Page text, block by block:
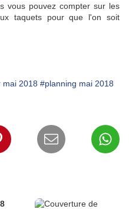
vous pouvez compter sur les
taquets pour que l'on soit
mai 2018 #planning mai 2018